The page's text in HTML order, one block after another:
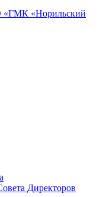
«ГМК «Норильский
Директоров